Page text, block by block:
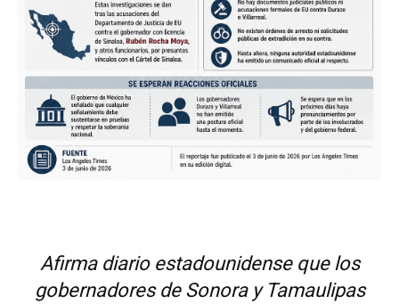
Afirma diario estadounidense que los
gobernadores de Sonora y Tamaulipas